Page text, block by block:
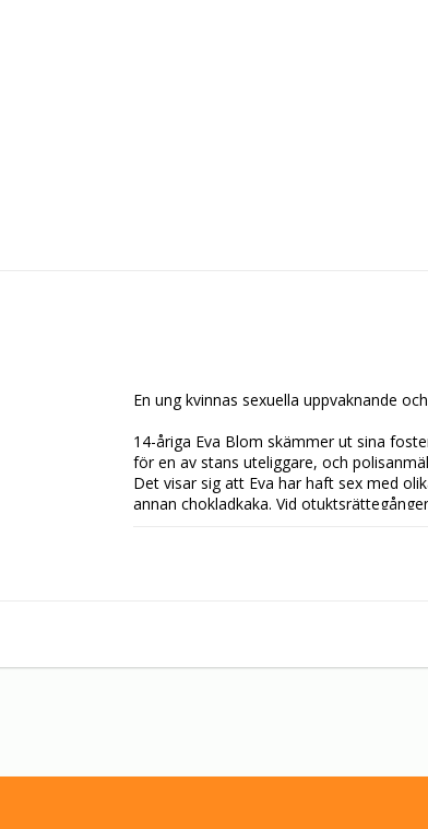
En ung kvinnas sexuella uppvaknande
14-åriga Eva Blom skämmer ut sina
för en av stans uteliggare, och
Det visar sig att Eva har haft sex med
annan chokladkaka. Vid